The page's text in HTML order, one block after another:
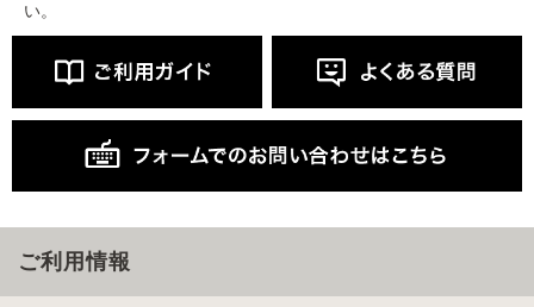
い。
ご利用情報